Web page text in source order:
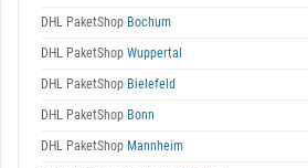
DHL PaketShop Bochum
DHL PaketShop Wuppertal
DHL PaketShop Bielefeld
DHL PaketShop Bonn
DHL PaketShop Mannheim